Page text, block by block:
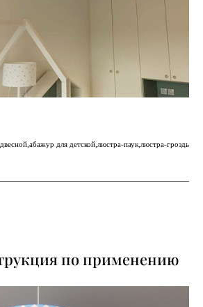
абажур для детской, люстра-паук, люстра-гроздь
по применению